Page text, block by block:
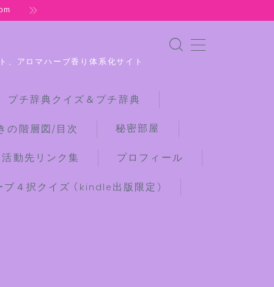
、アロマハーブ香り体系化サイト
チ辞典クイズ＆プチ辞典
の階層図/目次 秘密部屋
動先リンク集 プロフィール
４択クイズ (kindle出版限定)